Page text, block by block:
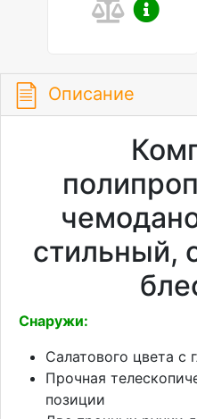
Описание
стильный,
Снаружи:
Салатового цвета с
Прочная
позиции